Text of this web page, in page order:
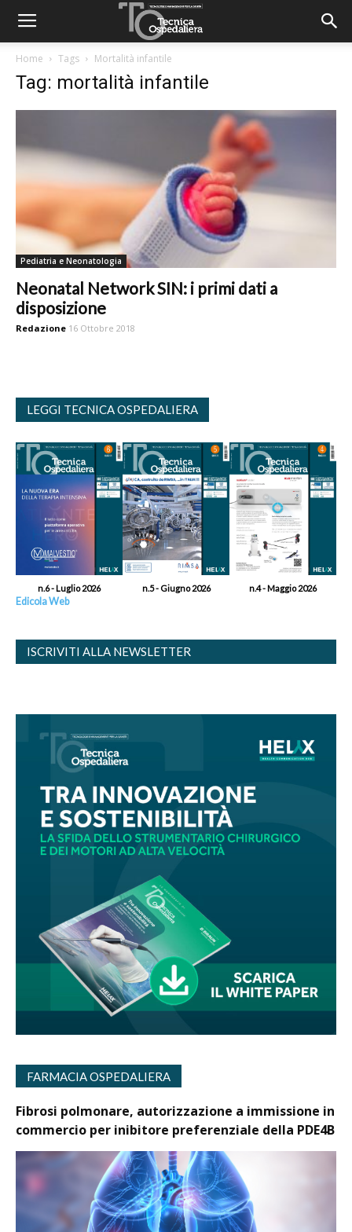
Home Tags Mortalità infantile
Tag: mortalità infantile
Pediatria e Neonatologia
Neonatal Network SIN: i primi dati a
disposizione
Redazione 16 Ottobre 2018
LEGGI TECNICA OSPEDALIERA
n.6 - Luglio 2026 n.5 - Giugno 2026 n.4 - Maggio 2026
Edicola Web
ISCRIVITI ALLA NEWSLETTER
FARMACIA OSPEDALIERA
Fibrosi polmonare, autorizzazione a immissione in
commercio per inibitore preferenziale della PDE4B